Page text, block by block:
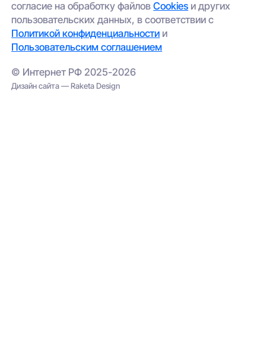
согласие на обработку файловCookies и других
пользовательских данных, в соответствии с
Политикой конфиденциальности и
Пользовательским соглашением
© Интернет РФ 2025-2026
Дизайн сайта — Raketa Design